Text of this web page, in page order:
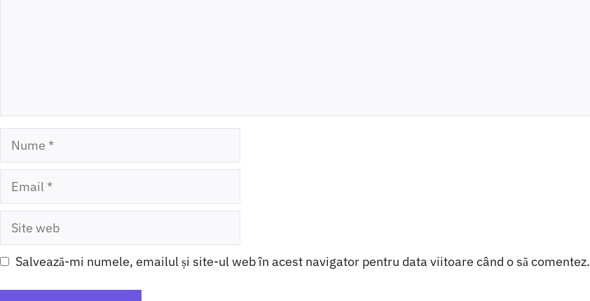
Nume
Email
Site
Salvează-mi numele, emailul și site-ul web în acest navigator pentru data viitoare când o să comentez.